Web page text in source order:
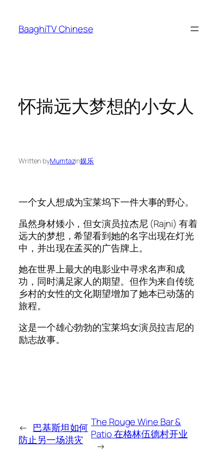
content
BaaghiTV Chinese
怀揣远大梦想的小女人
Written byMumtazin娱乐
一个女人想成为宝莱坞下一件大事的野心。
虽然身材矮小，但女演员拉杰尼 (Rajni) 有着
远大的梦想，希望看到她的名字出现在灯光
中，并出现在孟买的广告牌上。
她在世界上最大的电影业中寻求名声和成
功，同时满足家人的期望。但作为来自传统
乡村的女性的文化期望增加了她本已动荡的
旅程。
这是一个雄心勃勃的宝莱坞女演员拉吉尼的
励志故事。
← 巴基斯坦如何
防止另一场洪灾
The Rouge Wine Bar &
Patio 在格林伍德村开业
→